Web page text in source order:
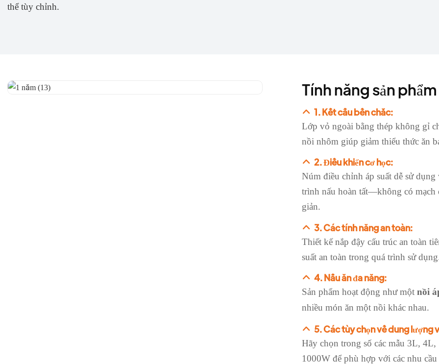
thể tùy chỉnh.
Tính năng sản phẩm
1. Kết cấu bền chắc:
Lớp vỏ ngoài bằng thép không gỉ
nồi nhôm giúp giảm thiểu thức ăn
2. Điều khiển cơ học:
Núm điều chỉnh áp suất dễ sử
trình nấu hoàn tất—không có mạch
giản.
3. Các tính năng an toàn:
Thiết kế nắp đậy cấu trúc an toàn
suất an toàn trong quá trình sử
4. Nấu ăn đa năng:
Sản phẩm hoạt động như một nồi
nhiều món ăn một nồi khác nhau.
5. Các tùy chọn về dung lượng
Hãy chọn trong số các mẫu 3L,
1000W để phù hợp với các nhu